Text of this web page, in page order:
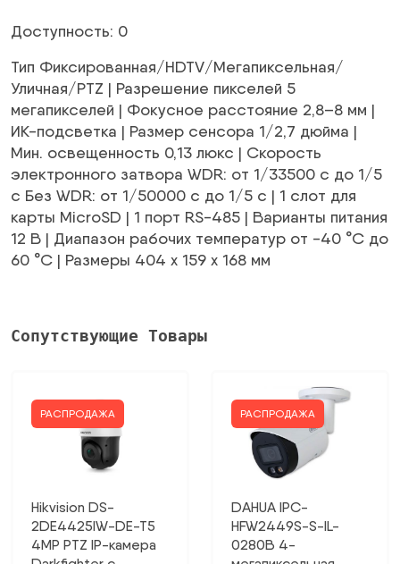
была:
1419,40 €.
Доступность: 0
Тип Фиксированная/HDTV/Мегапиксельная/
Уличная/PTZ | Разрешение пикселей 5
мегапикселей | Фокусное расстояние 2,8–8 мм |
ИК-подсветка | Размер сенсора 1/2,7 дюйма |
Мин. освещенность 0,13 люкс | Скорость
электронного затвора WDR: от 1/33500 с до 1/5
с Без WDR: от 1/50000 с до 1/5 с | 1 слот для
карты MicroSD | 1 порт RS-485 | Варианты питания
12 В | Диапазон рабочих температур от -40 °C до
60 °C | Размеры 404 x 159 x 168 мм
Сопутствующие Товары
РАСПРОДАЖА
Hikvision DS-
2DE4425IW-DE-T5
4MP PTZ IP-камера
РАСПРОДАЖА
DAHUA IPC-
HFW2449S-S-IL-
0280B 4-